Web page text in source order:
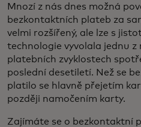
Mnozí z nás dnes možná
bezkontaktních plateb za
velmi rozšířený, ale lze s
technologie vyvolala jednu z
platebních zvyklostech
poslední desetiletí. Než se
platilo se hlavně přejetím
později namočením karty.
Zajímáte se o bezkontaktní